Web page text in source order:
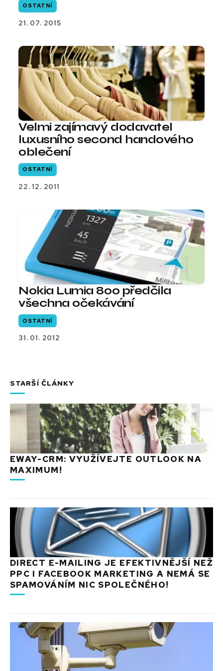
OSTATNÍ
21. 07. 2015
Velmi zajímavý dodavatel
luxusního second handového
oblečení
OSTATNÍ
22. 12. 2011
Nokia Lumia 800 předčila
všechna očekávání
OSTATNÍ
31. 01. 2012
STARŠÍ ČLÁNKY
EWAY-CRM: VYUŽÍVEJTE OUTLOOK NA
MAXIMUM!
DIRECT E-MAILING JE EFEKTIVNĚJŠÍ NEŽ
PPC I FACEBOOK MARKETING A NEMÁ SE
SPAMOVÁNÍM NIC SPOLEČNÉHO!